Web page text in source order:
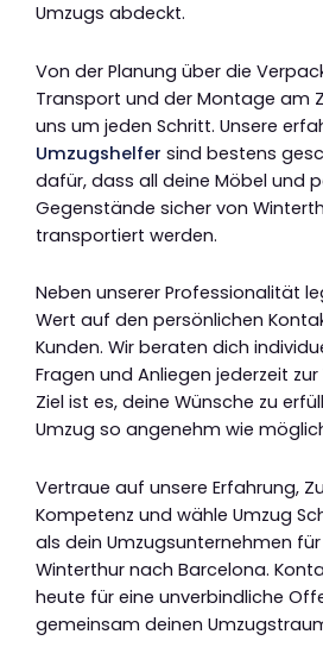
Umzugs abdeckt.
Von der Planung über die
Transport und der Montage am
uns um jeden Schritt. Unsere
Umzugshelfer sind bestens
dafür, dass all deine Möbel und
Gegenstände sicher von
transportiert werden.
Neben unserer Professionalität
Wert auf den persönlichen
Kunden. Wir beraten dich
Fragen und Anliegen jederzeit
Ziel ist es, deine Wünsche zu
Umzug so angenehm wie
Vertraue auf unsere Erfahrung,
Kompetenz und wähle Umzug
als dein Umzugsunternehmen
Winterthur nach Barcelona.
heute für eine unverbindliche
gemeinsam deinen